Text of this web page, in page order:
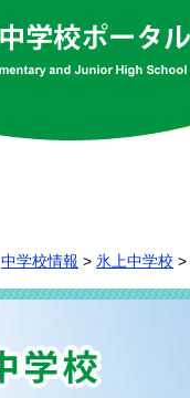
中学校情報 > 氷上中学校 >